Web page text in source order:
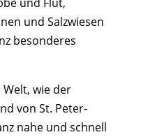
und Salzwiesen
besonderes
wie der
von St. Peter-
nahe und schnell